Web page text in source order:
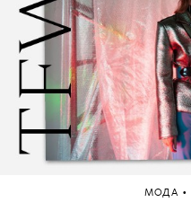
МОДА •